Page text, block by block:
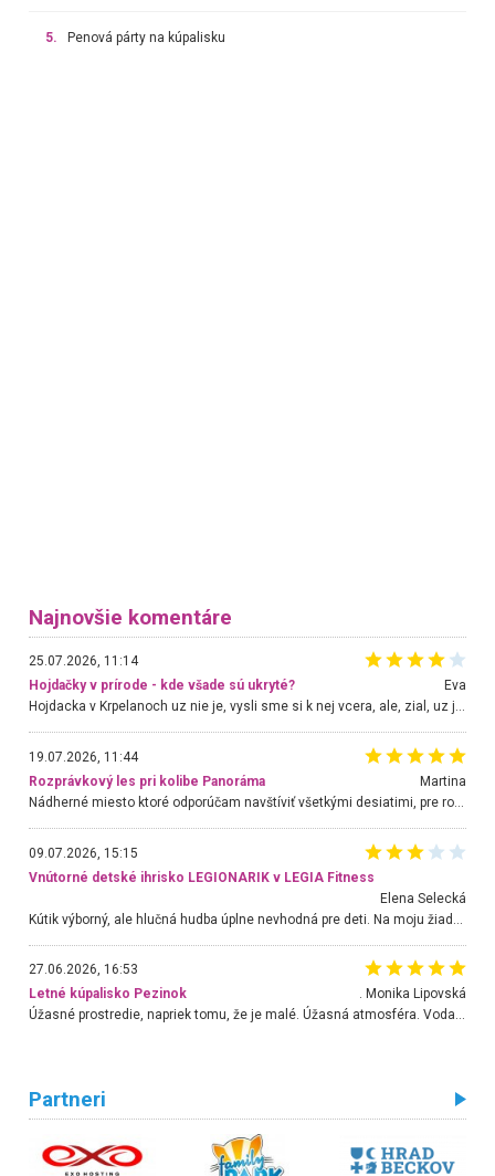
5. Penová párty na kúpalisku
Najnovšie komentáre
25.07.2026, 11:14
Hojdačky v prírode - kde všade sú ukryté?
Eva
Hojdacka v Krpelanoch uz nie je, vysli sme si k nej vcera, ale, zial, uz je znicena. Ak sem planujete cestu len kvoli hojdacke, mozete si ju usetrit. Krasny vyhlad je tu vsak aj bez hojdacky :-)
19.07.2026, 11:44
Rozprávkový les pri kolibe Panoráma
Martina
Nádherné miesto ktoré odporúčam navštíviť všetkými desiatimi, pre rodiny s deťmi, dôchodcom... Proste a jednoducho ozaj rozprávkový les.. určite ešte prídeme. Odniesli sme si na pamiatku krásne tričká,
09.07.2026, 15:15
Vnútorné detské ihrisko LEGIONARIK v LEGIA Fitness
Elena Selecká
27.06.2026, 16:53
Letné kúpalisko Pezinok
. Monika Lipovská
Úžasné prostredie, napriek tomu, že je malé. Úžasná atmosféra. Voda fantastická a nádherná. Ľudí je pomerne veľa, ale su mili a ohľaduplní. Je veľmi zaujímavé sledovať, ako dokážu spolu športovať cudzí ľudia a bez ohľadu na vek. Vládne tu pohoda. Vnuka neviem dostať z vody. Ďakujem za krásny deň . Urcite sa sem vrátim. Jediný problém je s parkovaním, ale aj ten sa mi podarilo vyriešiť. Monika Bratislava
Partneri